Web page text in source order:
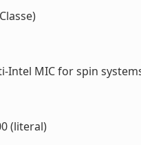
Intel MIC for spin
(literal)